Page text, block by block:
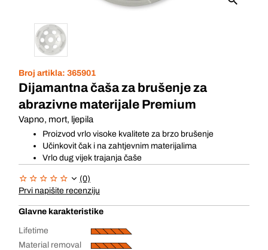
Broj artikla: 365901
Dijamantna čaša za brušenje za
abrazivne materijale Premium
Vapno, mort, ljepila
Proizvod vrlo visoke kvalitete za brzo brušenje
Učinkovit čak i na zahtjevnim materijalima
Vrlo dug vijek trajanja čaše
(0)
Prvi napišite recenziju
Glavne karakteristike
Lifetime
Material removal